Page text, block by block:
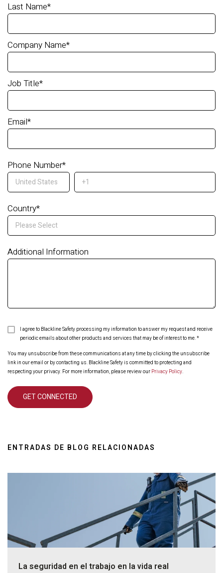
Last Name*
Company Name*
Job Title*
Email*
Phone Number*
Country*
Additional Information
I agree to Blackline Safety processing my information to answer my request and receive
periodic emails about other products and services that may be of interest to me.*
You may unsubscribe from these communications at any time by clicking the unsubscribe
link in our email or by contacting us. Blackline Safety is committed to protecting and
respecting your privacy. For more information, please review our Privacy Policy.
ENTRADAS DE BLOG RELACIONADAS
La seguridad en el trabajo en la vida real